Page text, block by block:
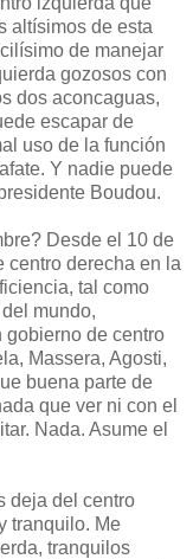
altísimos de esta
de manejar
gozosos con
dos aconcaguas,
escapar de
uso de la función
Y nadie puede
Boudou.
Desde el 10 de
centro derecha en la
tal como
mundo,
de centro
Massera, Agosti,
buena parte de
que ver ni con el
Nada. Asume el
deja del centro
tranquilo. Me
tranquilos